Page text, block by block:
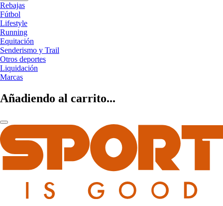
Rebajas
Fútbol
Lifestyle
Running
Equitación
Senderismo y Trail
Otros deportes
Liquidación
Marcas
Añadiendo al carrito...